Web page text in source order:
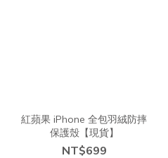
紅蘋果 iPhone 全包羽絨防摔
保護殼【現貨】
NT$699